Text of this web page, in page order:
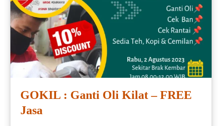
GOKIL : Ganti Oli Kilat – FREE
Jasa